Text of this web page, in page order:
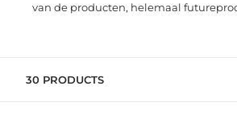
van de producten, helemaal
30 PRODUCTS